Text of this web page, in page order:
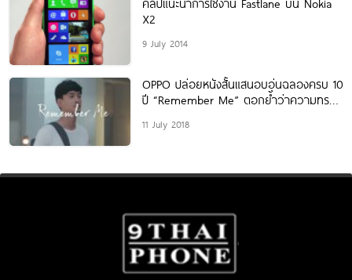
X2
9 July 2014
OPPO ปล่อยหนังสั้นแสนอบอุ่นฉลองครบ 10
ปี “Remember Me” ตอกย้ำว่าความทรง
อยู่เคียงคุณเสมอ
11 July 2018